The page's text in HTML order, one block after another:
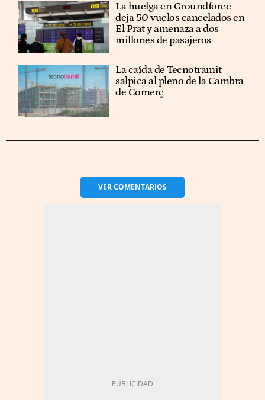
La huelga en Groundforce
deja 50 vuelos cancelados en
El Prat y amenaza a dos
millones de pasajeros
La caída de Tecnotramit
salpica al pleno de la Cambra
de Comerç
VERCOMENTARIOS